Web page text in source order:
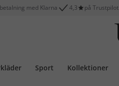
med Klarna 4,3 på Trustpilot
Sport Kollektioner